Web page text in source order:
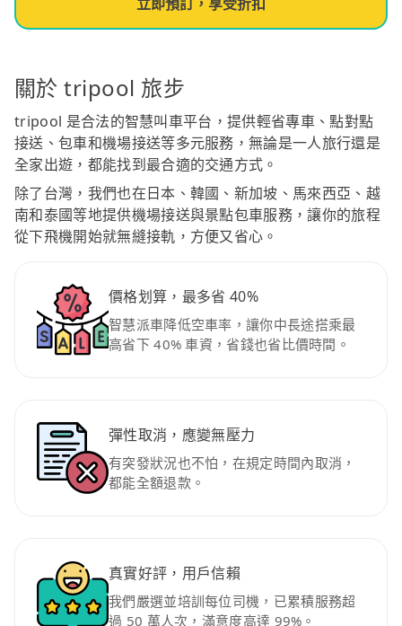
立即預訂，享受折扣
關於 tripool 旅步
tripool 是合法的智慧叫車平台，提供輕省專車、點對點
接送、包車和機場接送等多元服務，無論是一人旅行還是
全家出遊，都能找到最合適的交通方式。
除了台灣，我們也在日本、韓國、新加坡、馬來西亞、越
南和泰國等地提供機場接送與景點包車服務，讓你的旅程
從下飛機開始就無縫接軌，方便又省心。
價格划算，最多省 40%
智慧派車降低空車率，讓你中長途搭乘最
高省下 40% 車資，省錢也省比價時間。
彈性取消，應變無壓力
有突發狀況也不怕，在規定時間內取消，
都能全額退款。
真實好評，用戶信賴
我們嚴選並培訓每位司機，已累積服務超
過 50 萬人次，滿意度高達 99%。